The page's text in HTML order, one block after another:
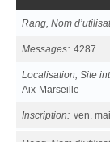
Rang, Nom
Messages 4287
Localisation, Site
Aix-Marseille
Inscription ven.